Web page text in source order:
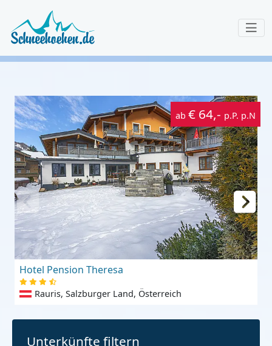
ab € 64,- p.P. p.N
Hotel Pension Theresa
Rauris, Salzburger Land, Österreich
Unterkünfte filtern